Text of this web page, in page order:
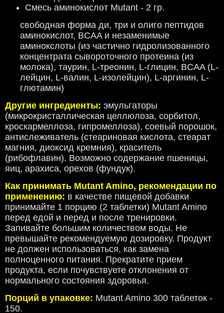
Смесь аминокислот Mutant - 2 гр.
свободная форма ди, три и олиго пептидов
аминокислот, BCAA и незаменимые
аминокслоты (из частично гидролизованного
концентрата сывороточного протеина (из
молока), таурин, L-треонин, L-глицин, BCAA (L-
лейцин, L-валин, L-изолейцин), L-аргинин, L-
глютамин)
Другие ингредиенты: эмульгаторы
(микрокристаллическая целлюлоза, сорбитол,
кроскармеллоза, гипромеллоза), соевый порошок,
антислеживатель (стеариновая кислота, стеарат
магния, диоксид кремния), краситель
(рибофлавин). Возможно содержание пшеницы,
яиц, арахиса, орехов (фундук).
Как принимать Mutant Amino, рекомендации по
применению: в качестве пищевой добавки
принимайте 1 порцию (2 таблетки) Mutant Amino
перед едой и перед и после тренировки.
Запивайте большим количеством воды. Не
превышайте рекомендуемую дозировку. Продукт
не должен использоваться, как замена
полноценного питания. Прекратите прием
продукта, если почувствуете отклонения от
нормального состояния здоровья.
Порций в упаковке: Mutant Amino 300 таблеток -
150.